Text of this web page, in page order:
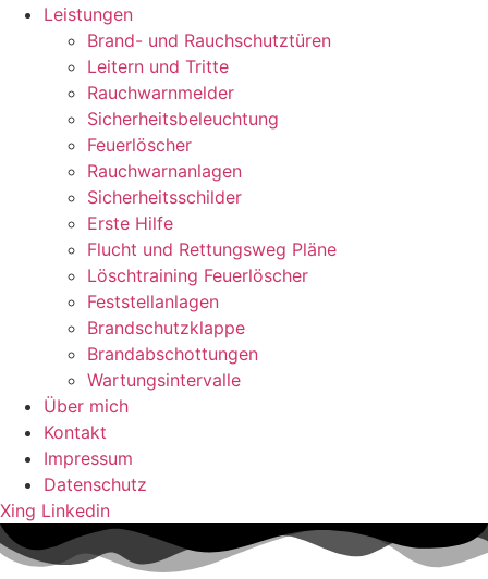
Leistungen
Brand- und Rauchschutztüren
Leitern und Tritte
Rauchwarnmelder
Sicherheitsbeleuchtung
Feuerlöscher
Rauchwarnanlagen
Sicherheitsschilder
Erste Hilfe
Flucht und Rettungsweg Pläne
Löschtraining Feuerlöscher
Feststellanlagen
Brandschutzklappe
Brandabschottungen
Wartungsintervalle
Über mich
Kontakt
Impressum
Datenschutz
Xing Linkedin